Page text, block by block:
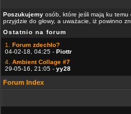
Poszukujemy osób, które jeśli mają ku temu
przyjdzie do głowy, a uważacie, iż powinno
Ostatnio na forum
1. Forum zdechło?
04-02-18, 04:25 - Piottr
4. Ambient Collage #7
29-05-16, 21:05 - yy28
Forum Index